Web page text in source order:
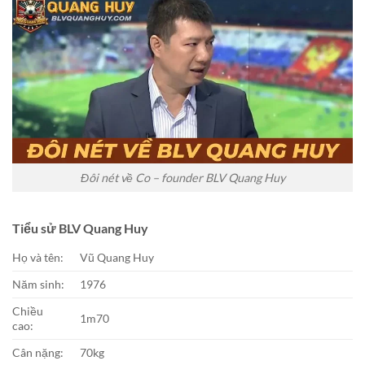
Đôi nét về Co – founder BLV Quang Huy
Tiểu sử BLV Quang Huy
Họ và tên:
Vũ Quang Huy
Năm sinh:
1976
Chiều
cao:
1m70
Cân nặng:
70kg